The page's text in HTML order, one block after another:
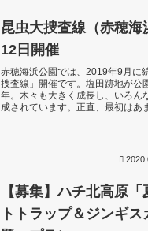
昆虫大捜査線（赤穂海
12日開催
赤穂海浜公園では、2019年9月に
捜査線」開催です。塩田跡地が公
年。木々も大きく成長し、いろん
成されています。正直、最初はあ
【募集】ハチ北高原
トトラップ＆ジンギ